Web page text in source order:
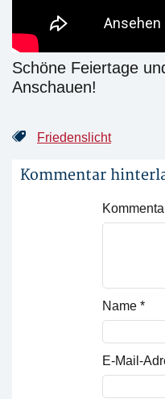
Schöne Feiertage
Anschauen!
Friedenslicht
Kommentar
Name *
E-Mail-